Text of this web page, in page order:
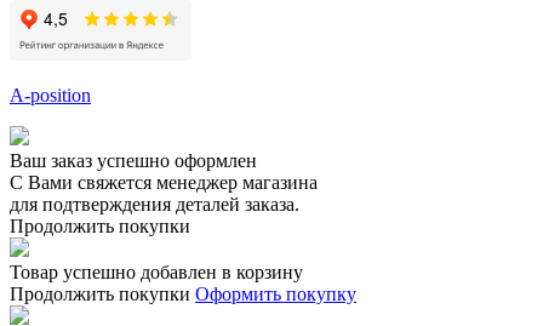
A-position
Ваш заказ успешно оформлен
С Вами свяжется менеджер магазина
для подтверждения деталей заказа.
Продолжить покупки
Товар успешно добавлен в корзину
Продолжить покупки Оформить покупку